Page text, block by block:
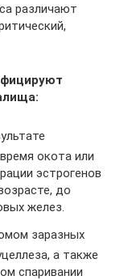
различают
окота или
эстрогенов
до
желез.
заразных
а также
спаривании